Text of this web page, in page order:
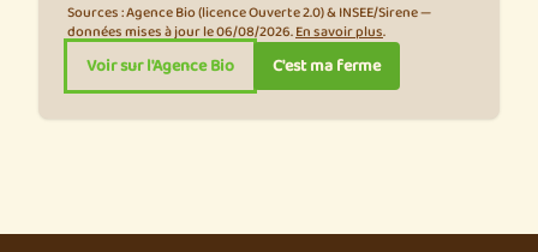
Sources : Agence Bio (licence Ouverte 2.0) & INSEE/Sirene —
données mises à jour le 06/08/2026.En savoir plus.
Voir sur l'Agence Bio C'est ma ferme